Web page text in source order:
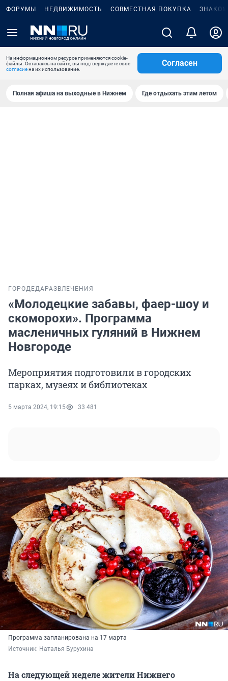
ФОРУМЫ НЕДВИЖИМОСТЬ СОВМЕСТНАЯ ПОКУПКА
На информационном ресурсе применяются cookie-
файлы. Оставаясь на сайте, вы подтверждаете свое
согласиена их использование.
Согласен
Полная афиша на выходные в Нижнем Где отдыхать этим летом
ГОРОД ЕДА РАЗВЛЕЧЕНИЯ
«Молодецкие забавы, фаер-шоу и
скоморохи». Программа
масленичных гуляний в Нижнем
Новгороде
Мероприятия подготовили в городских
парках, музеях и библиотеках
5 марта 2024, 19:15 33 481
Программа запланирована на 17 марта
Источник: Наталья Бурухина
На следующей неделе жители Нижнего